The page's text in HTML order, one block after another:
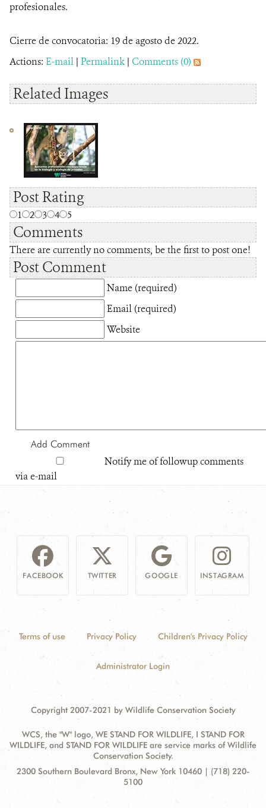
profesionales.
Cierre de convocatoria: 19 de agosto de 2022.
Actions: E-mail | Permalink | Comments (0)
Related Images
Post Rating
1 2 3 4 5
Comments
There are currently no comments, be the first to post one!
Post Comment
Name (required)
Email (required)
Website
Notify me of followup comments
via e-mail
FACEBOOK TWITTER GOOGLE INSTAGRAM
Terms of use Privacy Policy Children's Privacy Policy
Administrator Login
Copyright 2007-2021 by Wildlife Conservation Society
WCS, the "W" logo, WE STAND FOR WILDLIFE, I STAND FOR
WILDLIFE, and STAND FOR WILDLIFE are service marks of Wildlife
Conservation Society.
Contact
Address:
2300 Southern Boulevard Bronx, New York 10460 | (718) 220-
5100